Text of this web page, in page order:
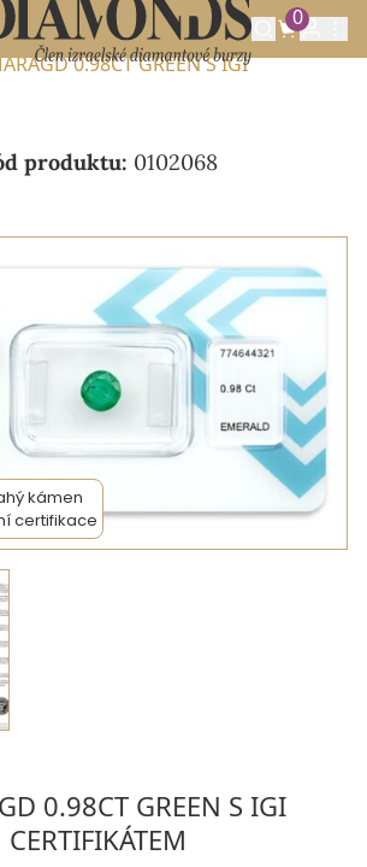
0
A POLODRAHOKAMY
0.98CT GREEN S IGI
produktu: 0102068
kámen
certifikace
0.98CT GREEN S IGI
CERTIFIKÁTEM